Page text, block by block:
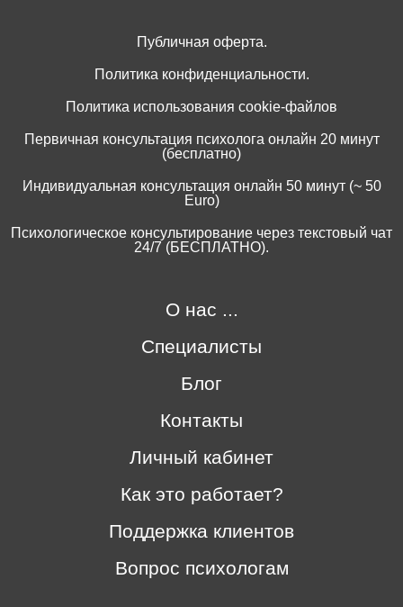
Публичная оферта.
Политика конфиденциальности.
Политика использования cookie-файлов
Первичная консультация психолога онлайн 20 минут
(бесплатно)
Индивидуальная консультация онлайн 50 минут (~ 50
Euro)
Психологическое консультирование через текстовый чат
24/7 (БЕСПЛАТНО).
О нас ...
Специалисты
Блог
Контакты
Личный кабинет
Как это работает?
Поддержка клиентов
Вопрос психологам